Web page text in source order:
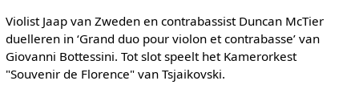
Violist Jaap van Zweden en contrabassist Duncan McTier
duelleren in ‘Grand duo pour violon et contrabasse’ van
Giovanni Bottessini. Tot slot speelt het Kamerorkest
"Souvenir de Florence" van Tsjaikovski.